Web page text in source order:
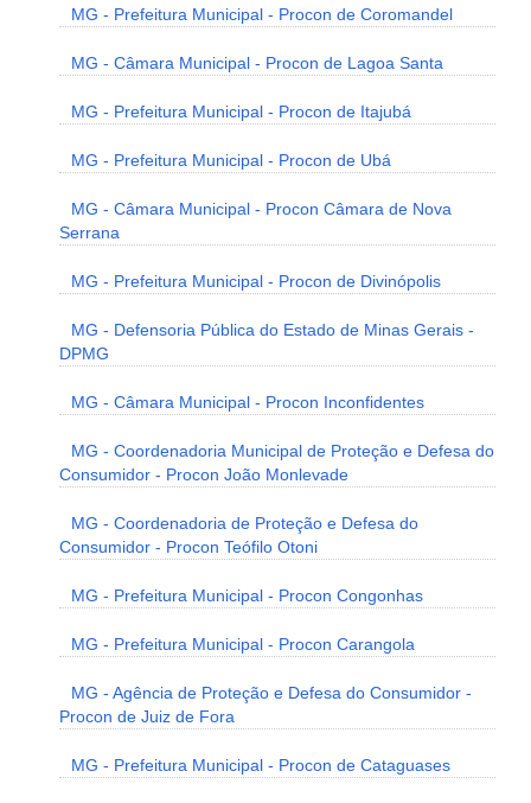
MG - Prefeitura Municipal - Procon de Coromandel
MG - Câmara Municipal - Procon de Lagoa Santa
MG - Prefeitura Municipal - Procon de Itajubá
MG - Prefeitura Municipal - Procon de Ubá
MG - Câmara Municipal - Procon Câmara de Nova
Serrana
MG - Prefeitura Municipal - Procon de Divinópolis
MG - Defensoria Pública do Estado de Minas Gerais -
DPMG
MG - Câmara Municipal - Procon Inconfidentes
MG - Coordenadoria Municipal de Proteção e Defesa do
Consumidor - Procon João Monlevade
MG - Coordenadoria de Proteção e Defesa do
Consumidor - Procon Teófilo Otoni
MG - Prefeitura Municipal - Procon Congonhas
MG - Prefeitura Municipal - Procon Carangola
MG - Agência de Proteção e Defesa do Consumidor -
Procon de Juiz de Fora
MG - Prefeitura Municipal - Procon de Cataguases